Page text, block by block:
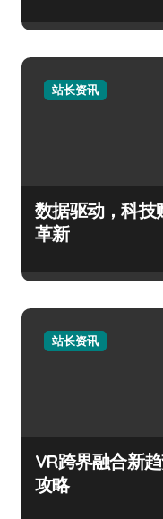
站长资讯
数据驱动，科技
革新
站长资讯
VR跨界融合新
攻略